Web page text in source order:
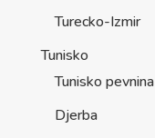
Turecko-Izmir
Tunisko
Tunisko pevnina
Djerba